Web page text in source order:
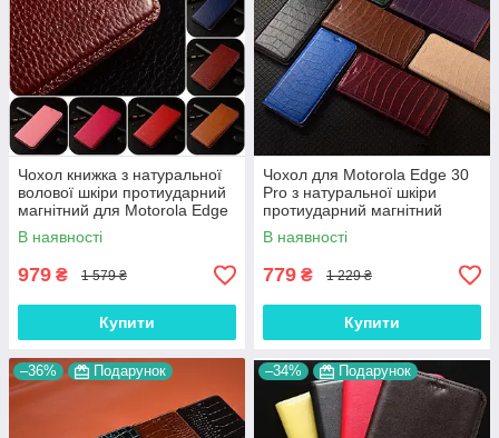
Чохол книжка з натуральної
волової шкіри протиударний
магнітний для Motorola Edge
30 Pro "BULL"
В наявності
979 ₴ 1 579 ₴
Купити
Чохол для Motorola Edge 30
Pro з натуральної шкіри
протиударний магнітний
книжка з підставкою "LUXOR"
В наявності
779 ₴ 1 229 ₴
Купити
–36% Подарунок –34% Подарунок